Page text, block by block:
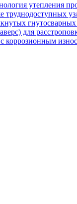
утепления
для
коррозионным